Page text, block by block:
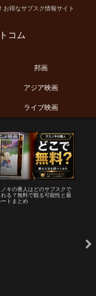
得なサブスク情報サイト
コム
邦画
アジア映画
ライブ映画
メ映画
ノキの番人はどのサブスクで
れる？無料で観る可能性と最
トまとめ